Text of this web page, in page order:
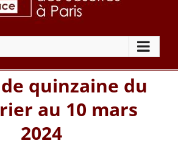
quinzaine du
au 10 mars
2024